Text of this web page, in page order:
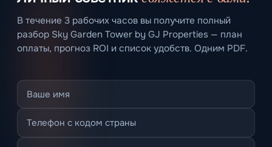
В течение 3 рабочих часов вы получите полный
разбор Sky Garden Tower by GJ Properties — план
оплаты, прогноз ROI и список удобств. Одним PDF.